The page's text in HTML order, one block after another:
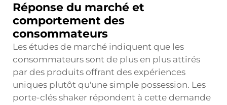
Réponse du marché et
comportement des
consommateurs
Les études de marché indiquent que les
consommateurs sont de plus en plus attirés
par des produits offrant des expériences
uniques plutôt qu'une simple possession. Les
porte-clés shaker répondent à cette demande